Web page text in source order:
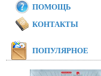
ПОМОЩЬ
КОНТАКТЫ
ПОПУЛЯРНОЕ